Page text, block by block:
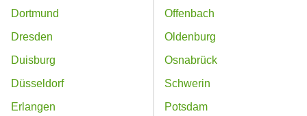
Dortmund
Dresden
Duisburg
Düsseldorf
Erlangen
Offenbach
Oldenburg
Osnabrück
Schwerin
Potsdam